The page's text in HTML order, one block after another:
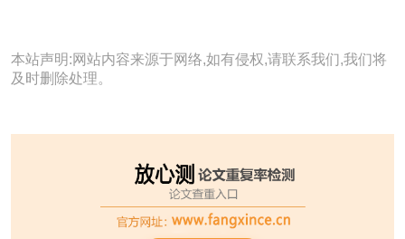
本站声明:网站内容来源于网络,如有侵权,请联系我们,我们将
及时删除处理。